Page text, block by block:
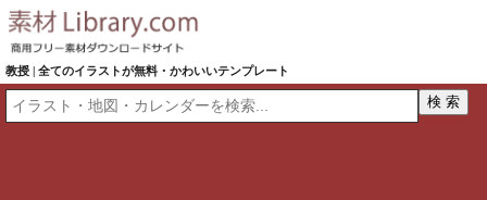
教授 | 全てのイラストが無料・かわいいテンプレート